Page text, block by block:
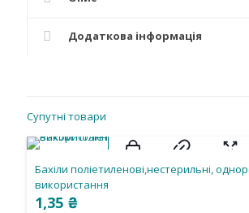
Додаткова інформація
Супутні товари
Бахіли поліетиленові,нестерильні,
використання
1,35 ₴